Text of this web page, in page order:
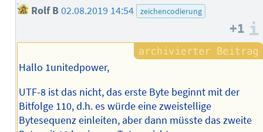
Rolf B02.08.2019 14:54 zeichencodierung
+1
Hallo 1unitedpower,
UTF-8 ist das nicht, das erste Byte beginnt mit der
Bitfolge 110, d.h. es würde eine zweistellige
Bytesequenz einleiten, aber dann müsste das zweite